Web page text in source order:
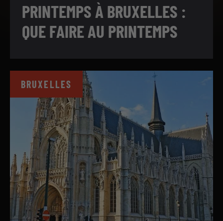
PRINTEMPS À BRUXELLES :
QUE FAIRE AU PRINTEMPS
BRUXELLES